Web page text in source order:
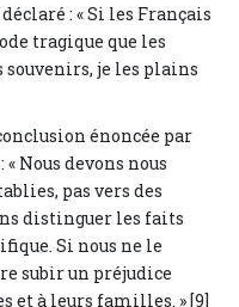
: « Si les Français
tragique que les
je les plains
énoncée par
Nous devons nous
pas vers des
distinguer les faits
Si nous ne le
subir un préjudice
et à leurs familles. » [9]